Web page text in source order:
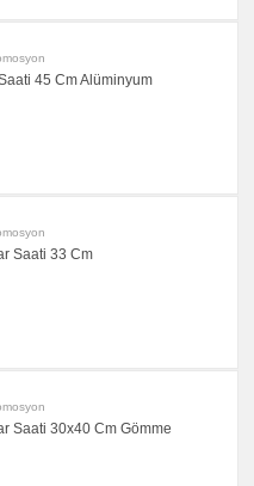
45 Cm Alüminyum
Saati 33 Cm
Saati 30x40 Cm Gömme